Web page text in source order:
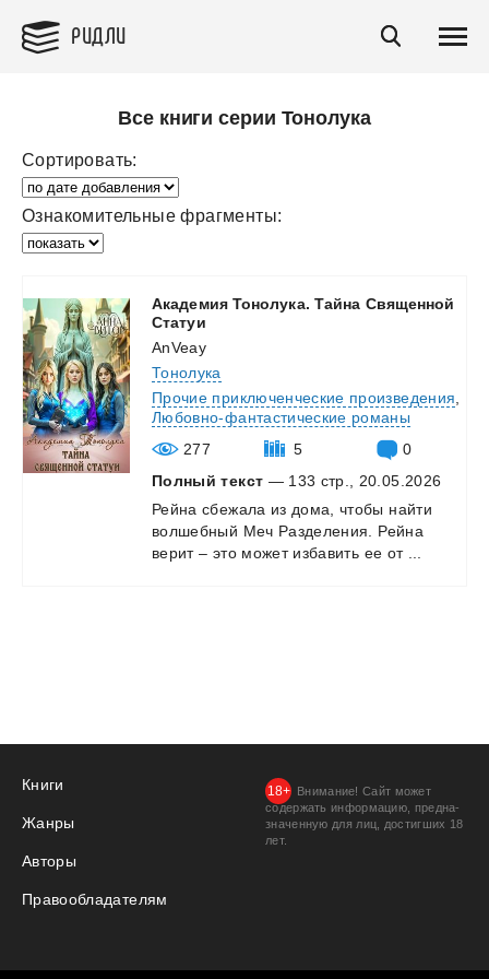
РИДЛИ
Все книги серии Тонолука
Сортировать:
Ознакомительные фрагменты:
Академия Тонолука. Тайна Священной
Статуи
AnVeay
Тонолука
Прочие приключенческие произведения
Любовно-фантастические романы
277
5
0
Полный текст — 133 стр., 20.05.2026
Рейна сбежала из дома, чтобы найти
волшебный Меч Разделения.
Рейна
верит – это может избавить ее от
Книги
Жанры
Авторы
Правообладателям
Внимание! Сайт может
содержать информацию, предна­
значенную для лиц, дости­гших 18
лет.